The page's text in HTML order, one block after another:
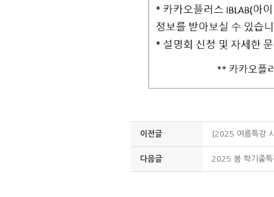
이전글 [2025 여름특강
다음글 2025 봄 학기중특